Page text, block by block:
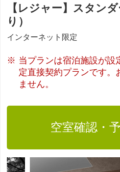
【レジャー】スタン
り）
インターネット限定
当プランは宿泊施設が設
定直接契約プランです。
ません。
空室確認・